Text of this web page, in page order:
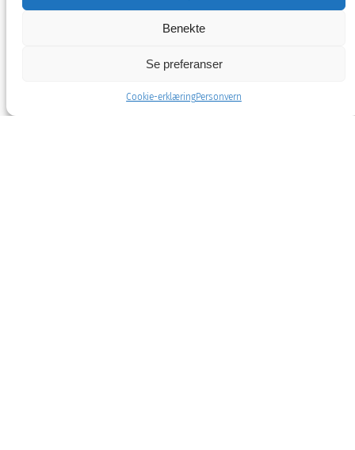
Benekte
Se preferanser
Cookie-erklæringPersonvern